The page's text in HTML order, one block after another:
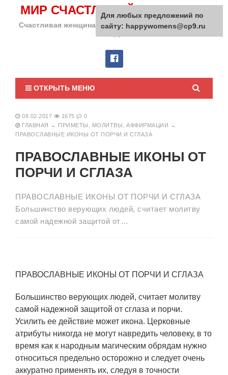
МИР СЧАСТЛИВОЙ ЖЕНЩИНЫ
Счастливая женщина сделает счастливым весь мир
ОТКРЫТЬ МЕНЮ
08.02.2017 1675
0
ГЛАВНАЯ → ПРИМЕТЫ, МОЛИТВЫ, АФФИРМАЦИИ →
ПРАВОСЛАВНЫЕ ИКОНЫ ОТ ПОРЧИ И СГЛАЗА
ПРАВОСЛАВНЫЕ ИКОНЫ ОТ
ПОРЧИ И СГЛАЗА
ПРАВОСЛАВНЫЕ ИКОНЫ ОТ ПОРЧИ И СГЛАЗА
Большинство верующих людей, считает молитву
самой надежной защитой от…
ПРАВОСЛАВНЫЕ ИКОНЫ ОТ ПОРЧИ И СГЛАЗА
Большинство верующих людей, считает молитву
самой надежной защитой от сглаза и порчи.
Усилить ее действие может икона. Церковные
атрибуты никогда не могут навредить человеку, в то
время как к народным магическим обрядам нужно
относиться предельно осторожно и следует очень
аккуратно применять их, следуя в точности
Для любых предложений по
сайту: happywomens@cp9.ru